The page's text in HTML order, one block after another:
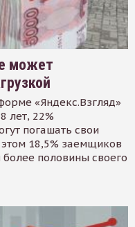
может
«Яндекс.Взгляд»
лет, 22%
погашать свои
18,5% заемщиков
половины своего